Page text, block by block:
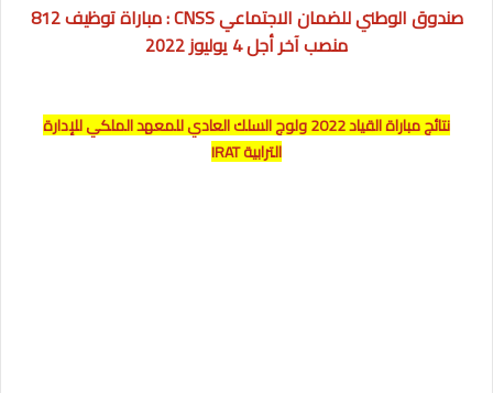
صندوق الوطني للضمان الاجتماعي CNSS : مباراة توظيف 812
منصب آخر أجل 4 يوليوز 2022
نتائج مباراة القياد 2022 ولوج السلك العادي للمعهد الملكي للإدارة
الترابية IRAT